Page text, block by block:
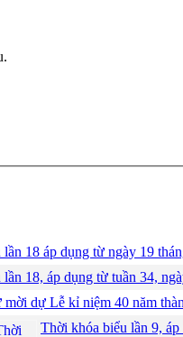
18 áp dụng từ ngày 19
18, áp dụng từ tuần 34,
mời dự Lễ kỉ niệm 40 năm
Thời khóa biểu lần 9,